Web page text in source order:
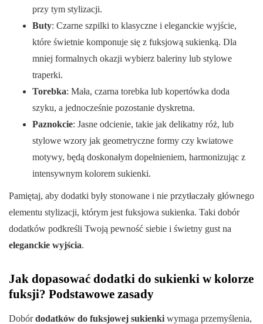
przy tym stylizacji.
Buty: Czarne szpilki to klasyczne i eleganckie wyjście,
które świetnie komponuje się z fuksjową sukienką. Dla
mniej formalnych okazji wybierz baleriny lub stylowe
traperki.
Torebka: Mała, czarna torebka lub kopertówka doda
szyku, a jednocześnie pozostanie dyskretna.
Paznokcie: Jasne odcienie, takie jak delikatny róż, lub
stylowe wzory jak geometryczne formy czy kwiatowe
motywy, będą doskonałym dopełnieniem, harmonizując z
intensywnym kolorem sukienki.
Pamiętaj, aby dodatki były stonowane i nie przytłaczały głównego
elementu stylizacji, którym jest fuksjowa sukienka. Taki dobór
dodatków podkreśli Twoją pewność siebie i świetny gust na
eleganckie wyjścia.
Jak dopasować dodatki do sukienki w kolorze
fuksji? Podstawowe zasady
Dobórdodatków do fuksjowej sukienki wymaga przemyślenia,